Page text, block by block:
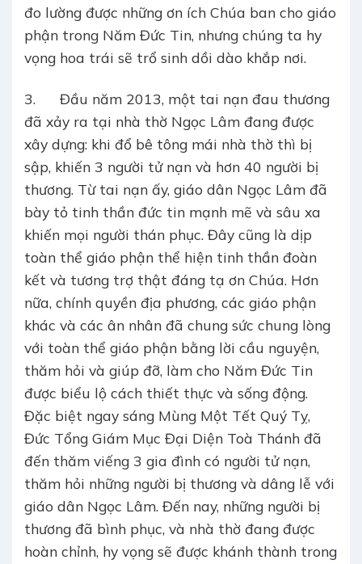
đo lường được những ơn ích Chúa ban cho giáo
phận trong Năm Đức Tin, nhưng chúng ta hy
vọng hoa trái sẽ trổ sinh dồi dào khắp nơi.
3. Đầu năm 2013, một tai nạn đau thương
đã xảy ra tại nhà thờ Ngọc Lâm đang được
xây dựng: khi đổ bê tông mái nhà thờ thì bị
sập, khiến 3 người tử nạn và hơn 40 người bị
thương. Từ tai nạn ấy, giáo dân Ngọc Lâm đã
bày tỏ tinh thần đức tin mạnh mẽ và sâu xa
khiến mọi người thán phục. Đây cũng là dịp
toàn thể giáo phận thể hiện tinh thần đoàn
kết và tương trợ thật đáng tạ ơn Chúa. Hơn
nữa, chính quyền địa phương, các giáo phận
khác và các ân nhân đã chung sức chung lòng
với toàn thể giáo phận bằng lời cầu nguyện,
thăm hỏi và giúp đỡ, làm cho Năm Đức Tin
được biểu lộ cách thiết thực và sống động.
Đặc biệt ngay sáng Mùng Một Tết Quý Tỵ,
Đức Tổng Giám Mục Đại Diện Toà Thánh đã
đến thăm viếng 3 gia đình có người tử nạn,
thăm hỏi những người bị thương và dâng lễ với
giáo dân Ngọc Lâm. Đến nay, những người bị
thương đã bình phục, và nhà thờ đang được
hoàn chỉnh, hy vọng sẽ được khánh thành trong